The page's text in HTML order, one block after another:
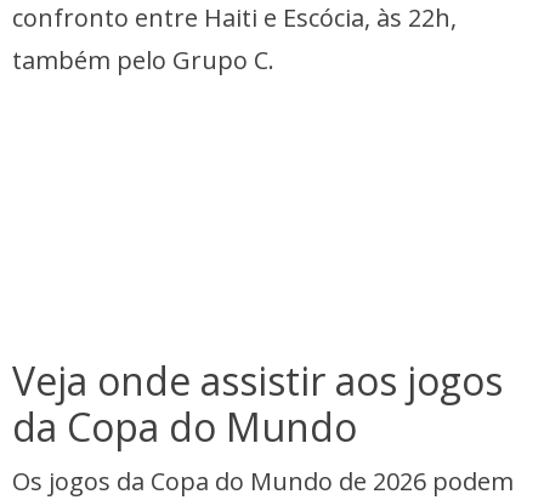
confronto entre Haiti e Escócia, às 22h,
também pelo Grupo C.
Veja onde assistir aos jogos
da Copa do Mundo
Os jogos da Copa do Mundo de 2026 podem